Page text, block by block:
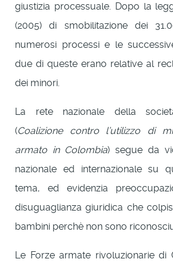
giustizia processuale. Dopo la
(2005) di smobilitazione dei
numerosi processi e le
due di queste erano relative al
dei minori.
La rete nazionale della
(Coalizione contro l’utilizzo di
armato in Colombia) segue da
nazionale ed internazionale su
tema, ed evidenzia
disuguaglianza giuridica che
bambini perchè non sono
Le Forze armate rivoluzionarie di